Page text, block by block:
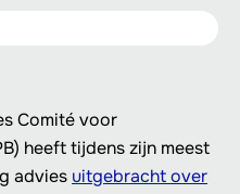
Comité voor
heeft tijdens zijn meest
advies uitgebracht over